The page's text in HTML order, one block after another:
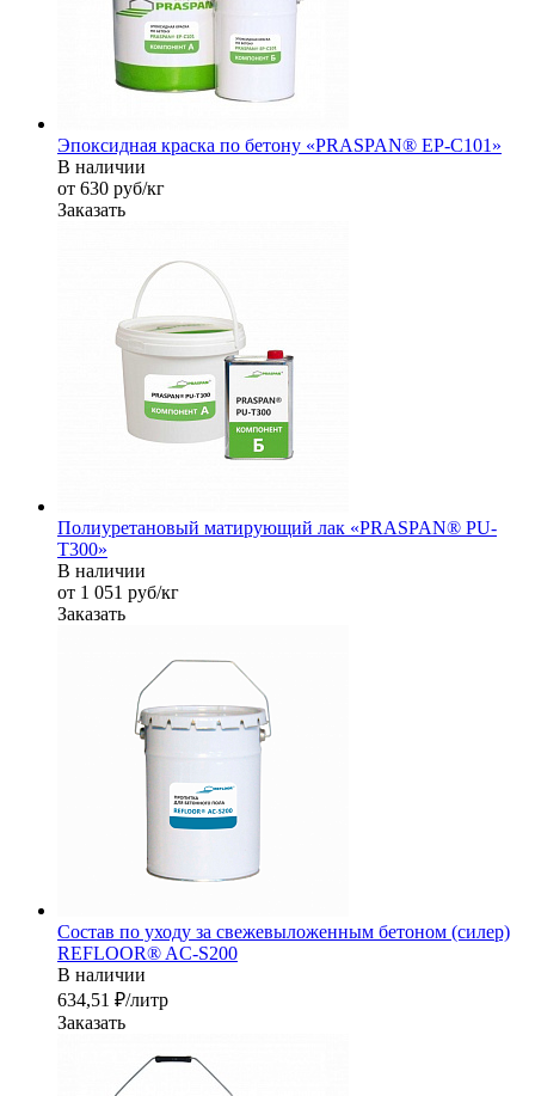
Эпоксидная краска по бетону «PRASPAN® EP-C101»
В наличии
от 630 руб/кг
Заказать
Полиуретановый матирующий лак «PRASPAN® PU-
T300»
В наличии
от 1 051 руб/кг
Заказать
Состав по уходу за свежевыложенным бетоном (силер)
REFLOOR® AC-S200
В наличии
634,51 ₽/литр
Заказать